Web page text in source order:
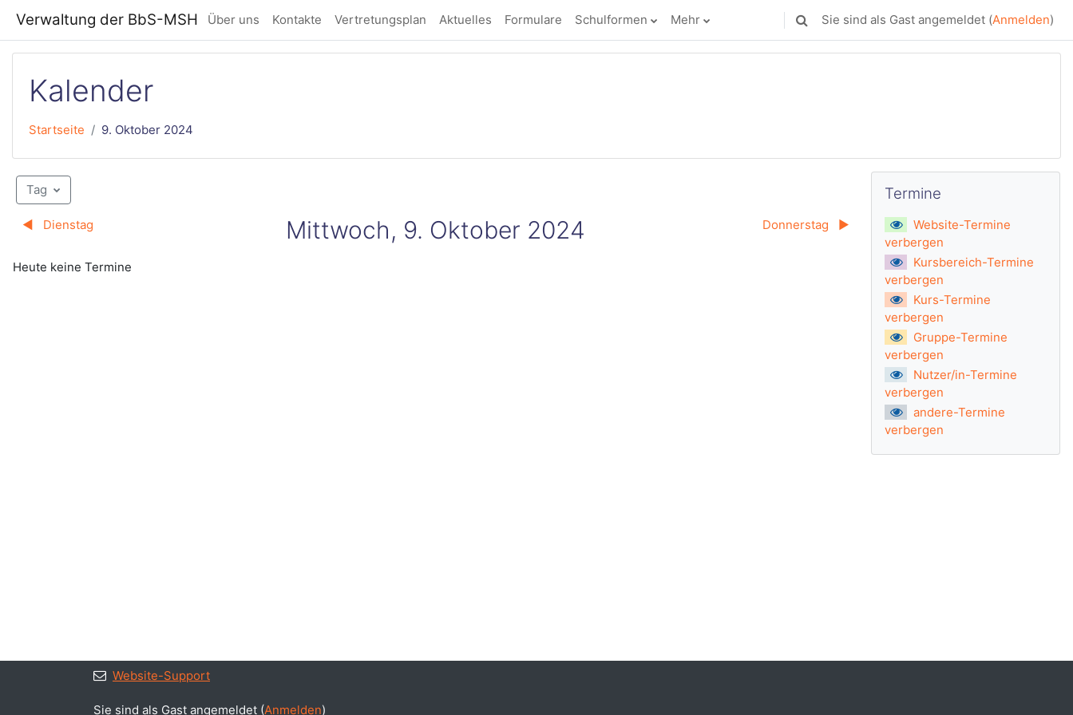
Verwaltung der BbS-MSH Über uns Kontakte Vertretungsplan Aktuelles Formulare Schulformen Mehr Sucheingabe umschalten
Sie sind als Gast angemeldet (Anmelden)
Kalender
Startseite 9. Oktober 2024
Tag
◀︎ Dienstag Mittwoch, 9. Oktober 2024 Donnerstag ▶︎
Heute keine Termine
Termine
Website-Termine
verbergen
Kursbereich-Termine
verbergen
Kurs-Termine
verbergen
Gruppe-Termine
verbergen
Nutzer/in-Termine
verbergen
andere-Termine
verbergen
Website-Support
Sie sind als Gast angemeldet (Anmelden)